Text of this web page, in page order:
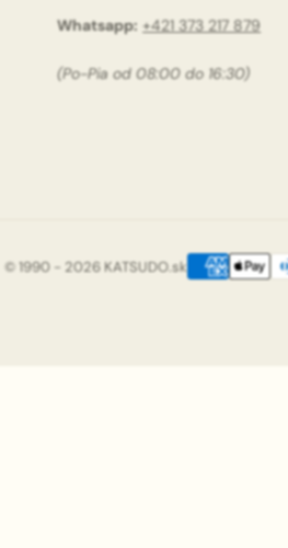
Whatsapp: +421 373 217 879
(Po-Pia od 08:00 do 16:30)
© 1990 - 2026 KATSUDO.sk